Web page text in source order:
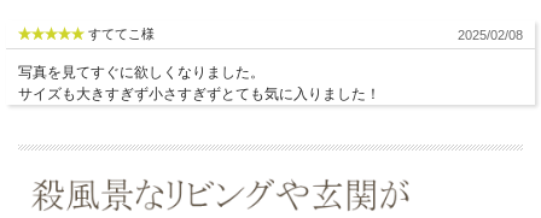
すててこ様 2025/02/08
写真を見てすぐに欲しくなりました。
サイズも大きすぎず小さすぎずとても気に入りました！